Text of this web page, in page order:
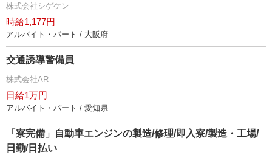
株式会社シゲケン
時給1,177円
アルバイト・パート / 大阪府
交通誘導警備員
株式会社AR
日給1万円
アルバイト・パート / 愛知県
「寮完備」自動車エンジンの製造/修理/即入寮/製造・工場/
日勤/日払い